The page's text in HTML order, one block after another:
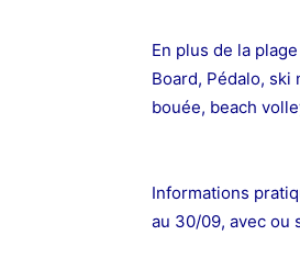
En plus de la
Board, Pédalo, ski
bouée, beach
Informations
au 30/09, avec ou